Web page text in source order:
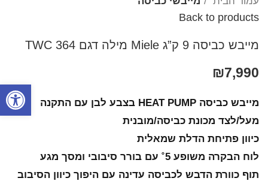
פתח
Back to products
מייבש כביסה 9 ק”ג Miele מילה דגם TWC 364
₪7,990
מייבש כביסה HEAT PUMP בצבע לבן עם התקנה
מעל/לצד מכונת כביסה/מובנית
כיוון פתיחת הדלת שמאלית
לוח הבקרה משופע 5˚ עם בורר סיבובי ומסך מגע
תוף כוורת הדבש לכביסה עדינה עם היפוך כיוון הסיבוב